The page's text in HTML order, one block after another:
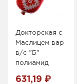
Докторская с
Маслицем вар
в/с "Б"
полиамид
631,19 ₽